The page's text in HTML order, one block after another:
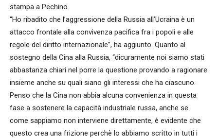
stampa a Pechino.
“Ho ribadito che l’aggressione della Russia all’Ucraina è un
attacco frontale alla convivenza pacifica fra i popoli e alle
regole del diritto internazionale”, ha aggiunto. Quanto al
sostegno della Cina alla Russia, “dicuramente noi siamo stati
abbastanza chiari nel porre la questione provando a ragionare
insieme anche su quali siano gli interessi che ha ciascuno.
Penso che la Cina non abbia alcuna convenienza in questa
fase a sostenere la capacità industriale russa, anche se
come sappiamo non interviene direttamente, è evidente che
questo crea una frizione perchè lo abbiamo scritto in tutti i